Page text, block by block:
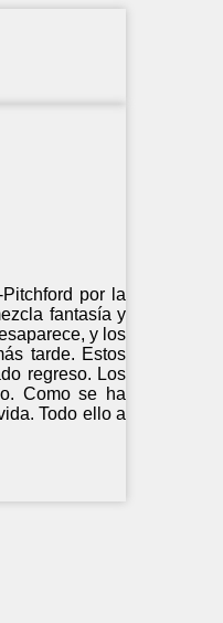
por la
fantasía y
y los
tarde. Estos
regreso. Los
Como se ha
Todo ello a